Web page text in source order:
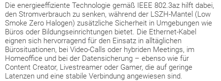
Die energieeffiziente Technologie gemäß IEEE 802.3az hilft dabei,
den Stromverbrauch zu senken, während der LSZH-Mantel (Low
Smoke Zero Halogen) zusätzliche Sicherheit in Umgebungen wie
Büros oder Bildungseinrichtungen bietet. Die Ethernet-Kabel
eignen sich hervorragend für den Einsatz in alltäglichen
Bürosituationen, bei Video-Calls oder hybriden Meetings, im
Homeoffice und bei der Datensicherung – ebenso wie für
Content Creator, Livestreamer oder Gamer, die auf geringe
Latenzen und eine stabile Verbindung angewiesen sind.